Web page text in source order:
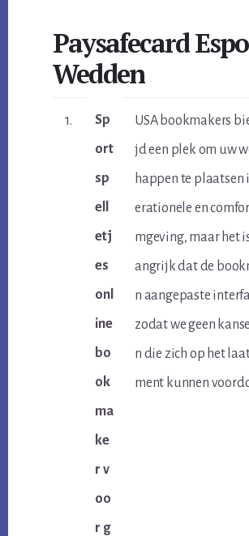
Paysafecard
Wedden
1.
Sp
ort
sp
ell
etj
es
onl
ine
bo
ok
ma
ke
r v
oo
r g
USA bookmakers
jd een plek om uw
happen te plaatsen
erationele en
mgeving, maar het
angrijk dat de
n aangepaste
zodat we geen
n die zich op het
ment kunnen